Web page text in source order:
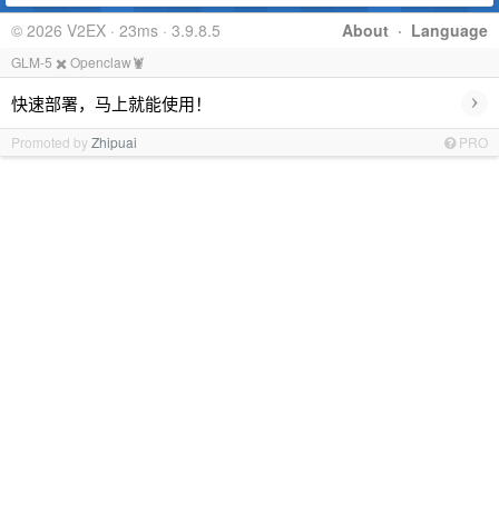
About · Language
© 2026 V2EX · 23ms · 3.9.8.5
GLM-5 ✖️ Openclaw🦞
快速部署，马上就能使用！ ›
Promoted byZhipuai PRO